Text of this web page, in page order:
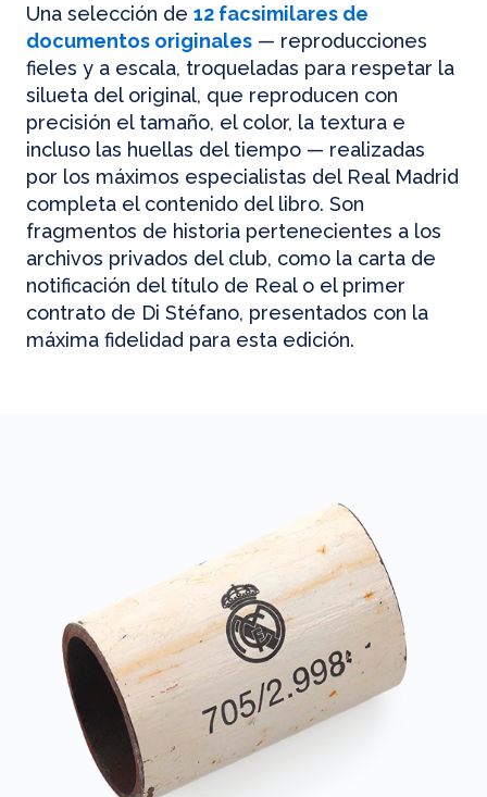
Una selección de 12 facsimilares de
documentos originales — reproducciones
fieles y a escala, troqueladas para respetar la
silueta del original, que reproducen con
precisión el tamaño, el color, la textura e
incluso las huellas del tiempo — realizadas
por los máximos especialistas del Real Madrid
completa el contenido del libro. Son
fragmentos de historia pertenecientes a los
archivos privados del club, como la carta de
notificación del título de Real o el primer
contrato de Di Stéfano, presentados con la
máxima fidelidad para esta edición.